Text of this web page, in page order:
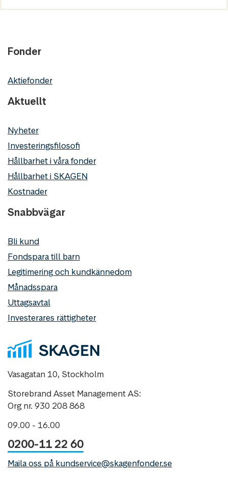
Fonder
Aktiefonder
Aktuellt
Nyheter
Investeringsfilosofi
Hållbarhet i våra fonder
Hållbarhet i SKAGEN
Kostnader
Snabbvägar
Bli kund
Fondspara till barn
Legitimering och kundkännedom
Månadsspara
Uttagsavtal
Investerares rättigheter
Vasagatan 10, Stockholm
Storebrand Asset Management AS:
Org nr. 930 208 868
09.00 - 16.00
0200-11 22 60
Maila oss på kundservice@skagenfonder.se